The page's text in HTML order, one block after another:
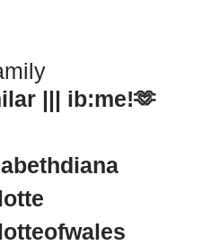
||| ib:me!🫶